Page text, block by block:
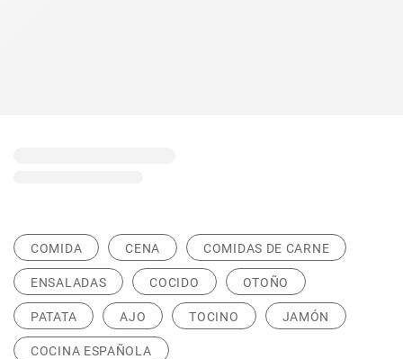
COMIDA CENA COMIDAS DE CARNE
ENSALADAS COCIDO OTOÑO
PATATA AJO TOCINO JAMÓN
COCINA ESPAÑOLA